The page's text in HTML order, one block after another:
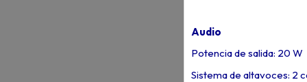
Audio
Potencia de salida: 20 W
Sistema de altavoces: 2